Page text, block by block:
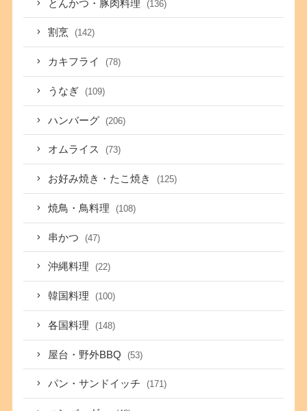
とんかつ・豚肉料理 (136)
割烹 (142)
カキフライ (78)
うなぎ (109)
ハンバーグ (206)
オムライス (73)
お好み焼き・たこ焼き (125)
焼鳥・鳥料理 (108)
串かつ (47)
沖縄料理 (22)
韓国料理 (100)
各国料理 (148)
屋台・野外BBQ (53)
パン・サンドイッチ (171)